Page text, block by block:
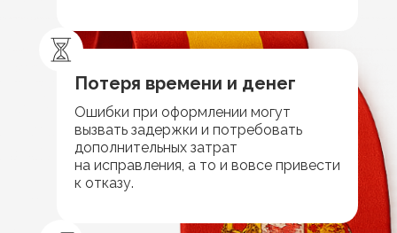
Ошибки при оформлении могут
вызвать задержки и потребовать
дополнительных затрат
на исправления, а то и вовсе привести
к отказу.
Потеря времени и денег